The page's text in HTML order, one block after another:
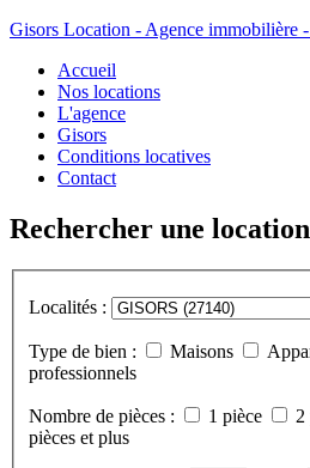
Gisors Location - Agence immobilière
Accueil
Nos locations
L'agence
Gisors
Conditions locatives
Contact
Rechercher une location
Localités :
Type de bien : Maisons
professionnels
Nombre de pièces : 1 pièce 2
pièces et plus